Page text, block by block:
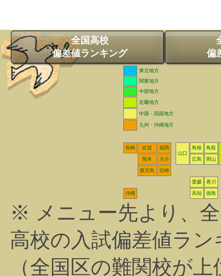
全国高校
偏差値ランキング
偏
東北地方
関東地方
中部地方
近畿地方
中国・四国地方
九州・沖縄地方
長崎 佐賀
福岡
山口
島根
鳥取
熊本
大分 広島 岡山
鹿児島 宮崎
愛媛 香川
沖縄 高知 徳島
※ メニュー先より、
高校の入試偏差値ラ
（全国区の難関校が